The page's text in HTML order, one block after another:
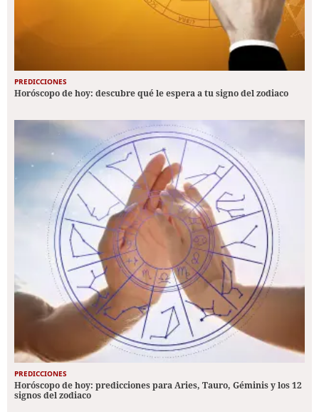
PREDICCIONES
Horóscopo de hoy: descubre qué le espera a tu signo del zodiaco
PREDICCIONES
Horóscopo de hoy: predicciones para Aries, Tauro, Géminis y los 12
signos del zodiaco